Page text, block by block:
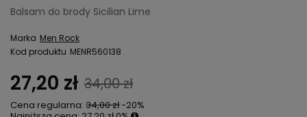
Balsam do brody Sicilian Lime
Marka Men Rock
Kod produktu MENR560138
27,20 zł 34,00 zł
Cena regularna: 34,00 zł-20%